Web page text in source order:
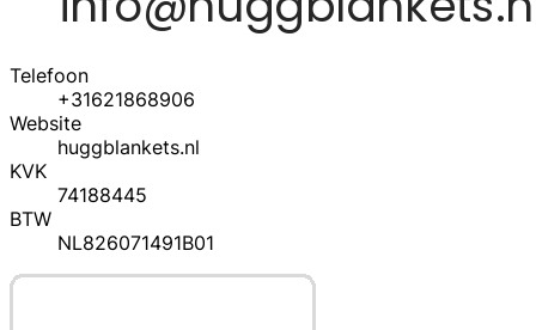
Telefoon
+31621868906
Website
huggblankets.nl
KVK
74188445
BTW
NL826071491B01